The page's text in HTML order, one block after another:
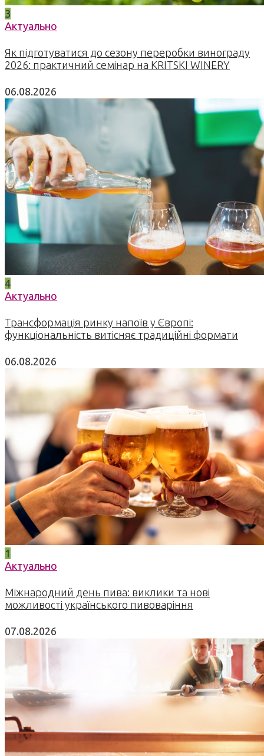
3
Актуально
Як підготуватися до сезону переробки винограду
2026: практичний семінар на KRITSKI WINERY
06.08.2026
4
Актуально
Трансформація ринку напоїв у Європі:
функціональність витісняє традиційні формати
06.08.2026
1
Актуально
Міжнародний день пива: виклики та нові
можливості українського пивоваріння
07.08.2026